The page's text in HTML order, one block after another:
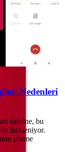
Nedenleri
üzerine, bu
inceleniyor.
çözme